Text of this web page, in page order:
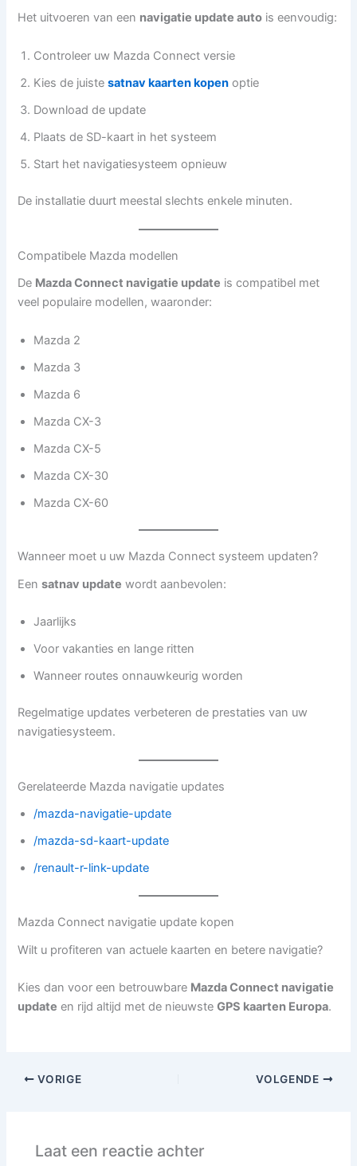
Het uitvoeren van een navigatie update auto is eenvoudig:
Controleer uw Mazda Connect versie
Kies de juistesatnav kaarten kopen optie
Download de update
Plaats de SD-kaart in het systeem
Start het navigatiesysteem opnieuw
De installatie duurt meestal slechts enkele minuten.
Compatibele Mazda modellen
De Mazda Connect navigatie update is compatibel met
veel populaire modellen, waaronder:
Mazda 2
Mazda 3
Mazda 6
Mazda CX-3
Mazda CX-5
Mazda CX-30
Mazda CX-60
Wanneer moet u uw Mazda Connect systeem updaten?
Eensatnav update wordt aanbevolen:
Jaarlijks
Voor vakanties en lange ritten
Wanneer routes onnauwkeurig worden
Regelmatige updates verbeteren de prestaties van uw
navigatiesysteem.
Gerelateerde Mazda navigatie updates
/mazda-navigatie-update
/mazda-sd-kaart-update
/renault-r-link-update
Mazda Connect navigatie update kopen
Wilt u profiteren van actuele kaarten en betere navigatie?
Kies dan voor een betrouwbare Mazda Connect navigatie
update en rijd altijd met de nieuwsteGPS kaarten Europa.
VORIGE VOLGENDE
Laat een reactie achter